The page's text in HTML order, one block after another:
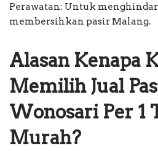
Perawatan: Untuk
membersihkan pasir Malang.
Alasan Kenapa
Memilih Jual
Wonosari Per 1
Murah?